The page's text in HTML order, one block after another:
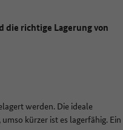
richtige Lagerung von
werden. Die ideale
kürzer ist es lagerfähig. Ein